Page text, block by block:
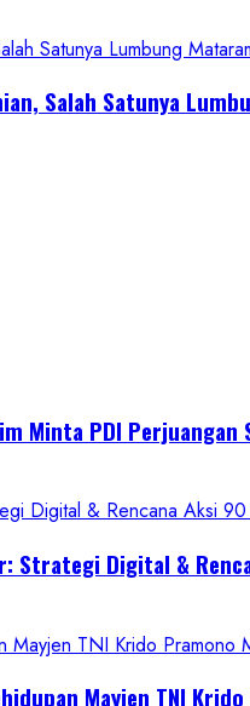
Satunya Lumbung
Salah Satunya
Minta PDI
Digital & Rencana Aksi
Strategi Digital &
Mayjen TNI Krido Pramono
Mayjen TNI